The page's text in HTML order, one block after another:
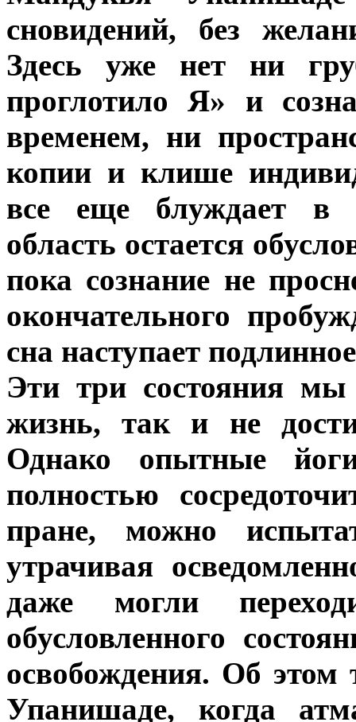
сновидений, без
Здесь уже нет ни
проглотило Я» и
временем, ни
копии и клише
все еще блуждает в
область остается
пока сознание не
окончательного
сна наступает
Эти три состояния
жизнь, так и не
Однако опытные
полностью
пране, можно
утрачивая
даже могли
обусловленного
освобождения. Об
Упанишаде, когда